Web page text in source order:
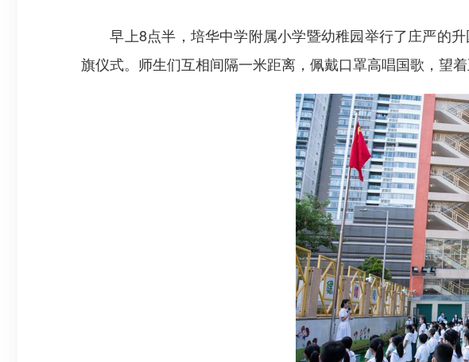
早上8点半，培华中学附属小学暨幼稚园举行了庄严的升
旗仪式。师生们互相间隔一米距离，佩戴口罩高唱国歌，望